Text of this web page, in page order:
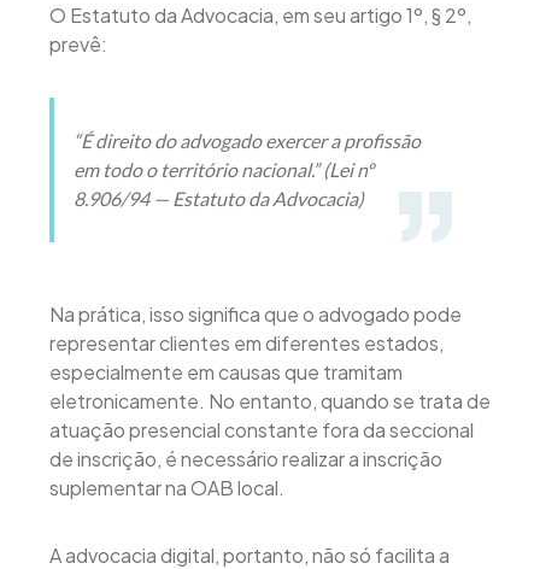
O Estatuto da Advocacia, em seu artigo 1º, § 2º,
prevê:
“É direito do advogado exercer a profissão
em todo o território nacional.” (Lei nº
8.906/94 — Estatuto da Advocacia)
Na prática, isso significa que o advogado pode
representar clientes em diferentes estados,
especialmente em causas que tramitam
eletronicamente. No entanto, quando se trata de
atuação presencial constante fora da seccional
de inscrição, é necessário realizar a inscrição
suplementar na OAB local.
A advocacia digital, portanto, não só facilita a